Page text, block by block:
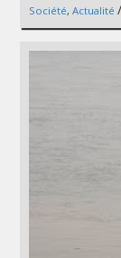
Société, Actualité /